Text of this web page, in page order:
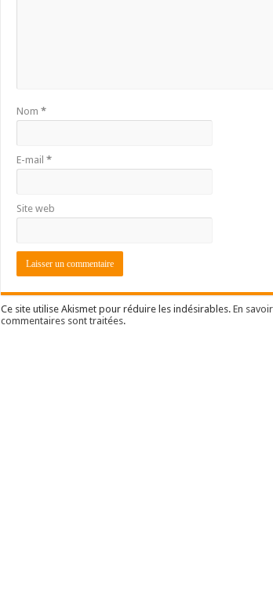
Nom *
E-mail *
Site web
Ce site utilise Akismet pour réduire les indésirables. En
commentaires sont traitées.